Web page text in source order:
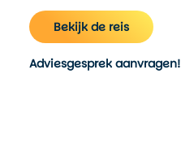
Bekijk de reis
Adviesgesprek aanvragen!